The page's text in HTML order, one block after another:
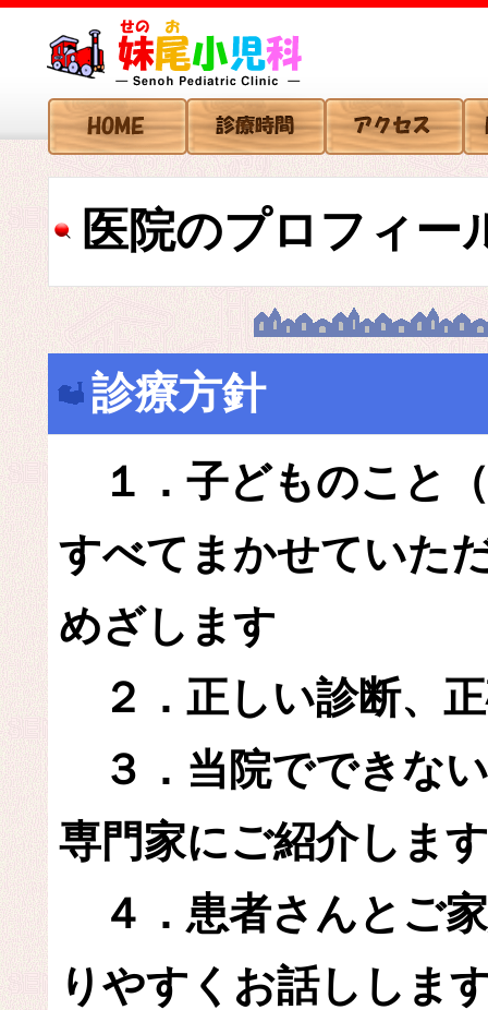
医院のプロフィー
診療方針
１．子どものこと
すべてまかせていた
めざします
２．正しい診断、
３．当院でできな
専門家にご紹介します
４．患者さんとご
りやすくお話ししま